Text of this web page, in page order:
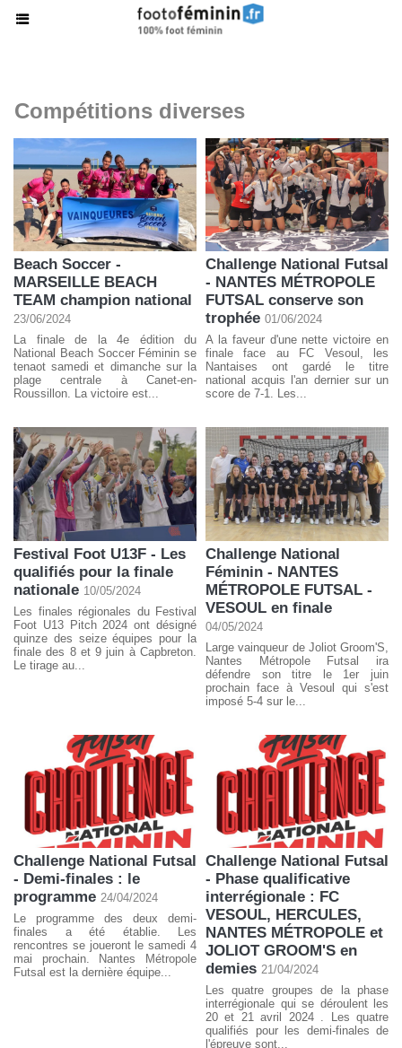
Compétitions diverses
Beach Soccer -
MARSEILLE BEACH
TEAM champion national
23/06/2024
La finale de la 4e édition du
National Beach Soccer Féminin se
tenaot samedi et dimanche sur la
plage centrale à Canet-en-
Roussillon. La victoire est...
Challenge National Futsal
- NANTES MÉTROPOLE
FUTSAL conserve son
trophée 01/06/2024
A la faveur d'une nette victoire en
finale face au FC Vesoul, les
Nantaises ont gardé le titre
national acquis l'an dernier sur un
score de 7-1. Les...
Festival Foot U13F - Les
qualifiés pour la finale
nationale 10/05/2024
Les finales régionales du Festival
Foot U13 Pitch 2024 ont désigné
quinze des seize équipes pour la
finale des 8 et 9 juin à Capbreton.
Le tirage au...
Challenge National
Féminin - NANTES
MÉTROPOLE FUTSAL -
VESOUL en finale
04/05/2024
Large vainqueur de Joliot Groom'S,
Nantes Métropole Futsal ira
défendre son titre le 1er juin
prochain face à Vesoul qui s'est
imposé 5-4 sur le...
Challenge National Futsal
- Demi-finales : le
programme 24/04/2024
Le programme des deux demi-
finales a été établie. Les
rencontres se joueront le samedi 4
mai prochain. Nantes Métropole
Futsal est la dernière équipe...
Challenge National Futsal
- Phase qualificative
interrégionale : FC
VESOUL, HERCULES,
NANTES MÉTROPOLE et
JOLIOT GROOM'S en
demies 21/04/2024
Les quatre groupes de la phase
interrégionale qui se déroulent les
20 et 21 avril 2024 . Les quatre
qualifiés pour les demi-finales de
l'épreuve sont...